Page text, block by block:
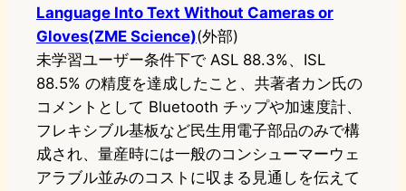
Language Into Text Without Cameras or
Gloves(ZME Science)(外部)
未学習ユーザー条件下で ASL 88.3%、ISL
88.5% の精度を達成したこと、共著者カン氏の
コメントとして Bluetooth チップや加速度計、
フレキシブル基板など民生用電子部品のみで構
成され、量産時には一般のコンシューマーウェ
アラブル並みのコストに収まる見通しを伝えて